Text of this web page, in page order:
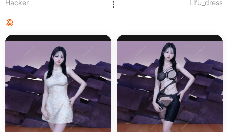
Hacker Lifu_dress